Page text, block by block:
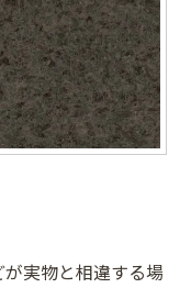
実物と相違する場